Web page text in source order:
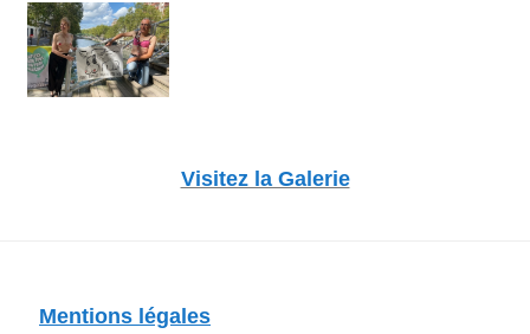
Visitez la Galerie
Mentions légales